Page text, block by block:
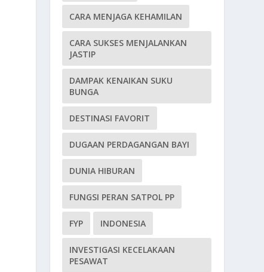
CARA MENJAGA KEHAMILAN
CARA SUKSES MENJALANKAN
JASTIP
DAMPAK KENAIKAN SUKU
BUNGA
DESTINASI FAVORIT
DUGAAN PERDAGANGAN BAYI
DUNIA HIBURAN
FUNGSI PERAN SATPOL PP
FYP INDONESIA
INVESTIGASI KECELAKAAN
PESAWAT